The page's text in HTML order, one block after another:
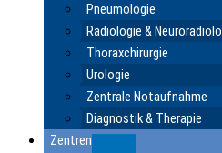
Pneumologie
Radiologie &
Thoraxchirurgie
Urologie
Zentrale Notaufnahme
Diagnostik & Therapie
Zentren